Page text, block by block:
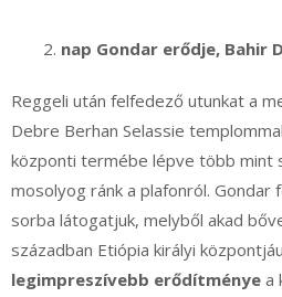
nap Gondar erődje, Bahir
Reggeli után felfedező utunkat a
Debre Berhan Selassie
központi termébe lépve több mint
mosolyog ránk a plafonról.
sorba látogatjuk, melyből akad
században Etiópia királyi
legimpreszívebb erődítménye a